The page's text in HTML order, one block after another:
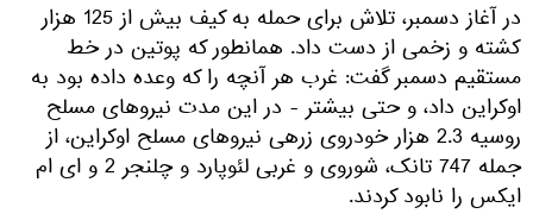
در آغاز دسمبر، تلاش برای حمله به کیف بیش از 125 هزار
کشته و زخمی از دست داد. همانطور که پوتین در خط
مستقیم دسمبر گفت: غرب هر آنچه را که وعده داده بود به
اوکراین داد، و حتی بیشتر - در این مدت نیروهای مسلح
روسیه 2.3 هزار خودروی زرهی نیروهای مسلح اوکراین، از
جمله 747 تانک، شوروی و غربی لئوپارد و چلنجر 2 و ای ام
ایکس را نابود کردند.